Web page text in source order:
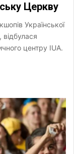
Церкву
Української
відбулася
центру ІUA.